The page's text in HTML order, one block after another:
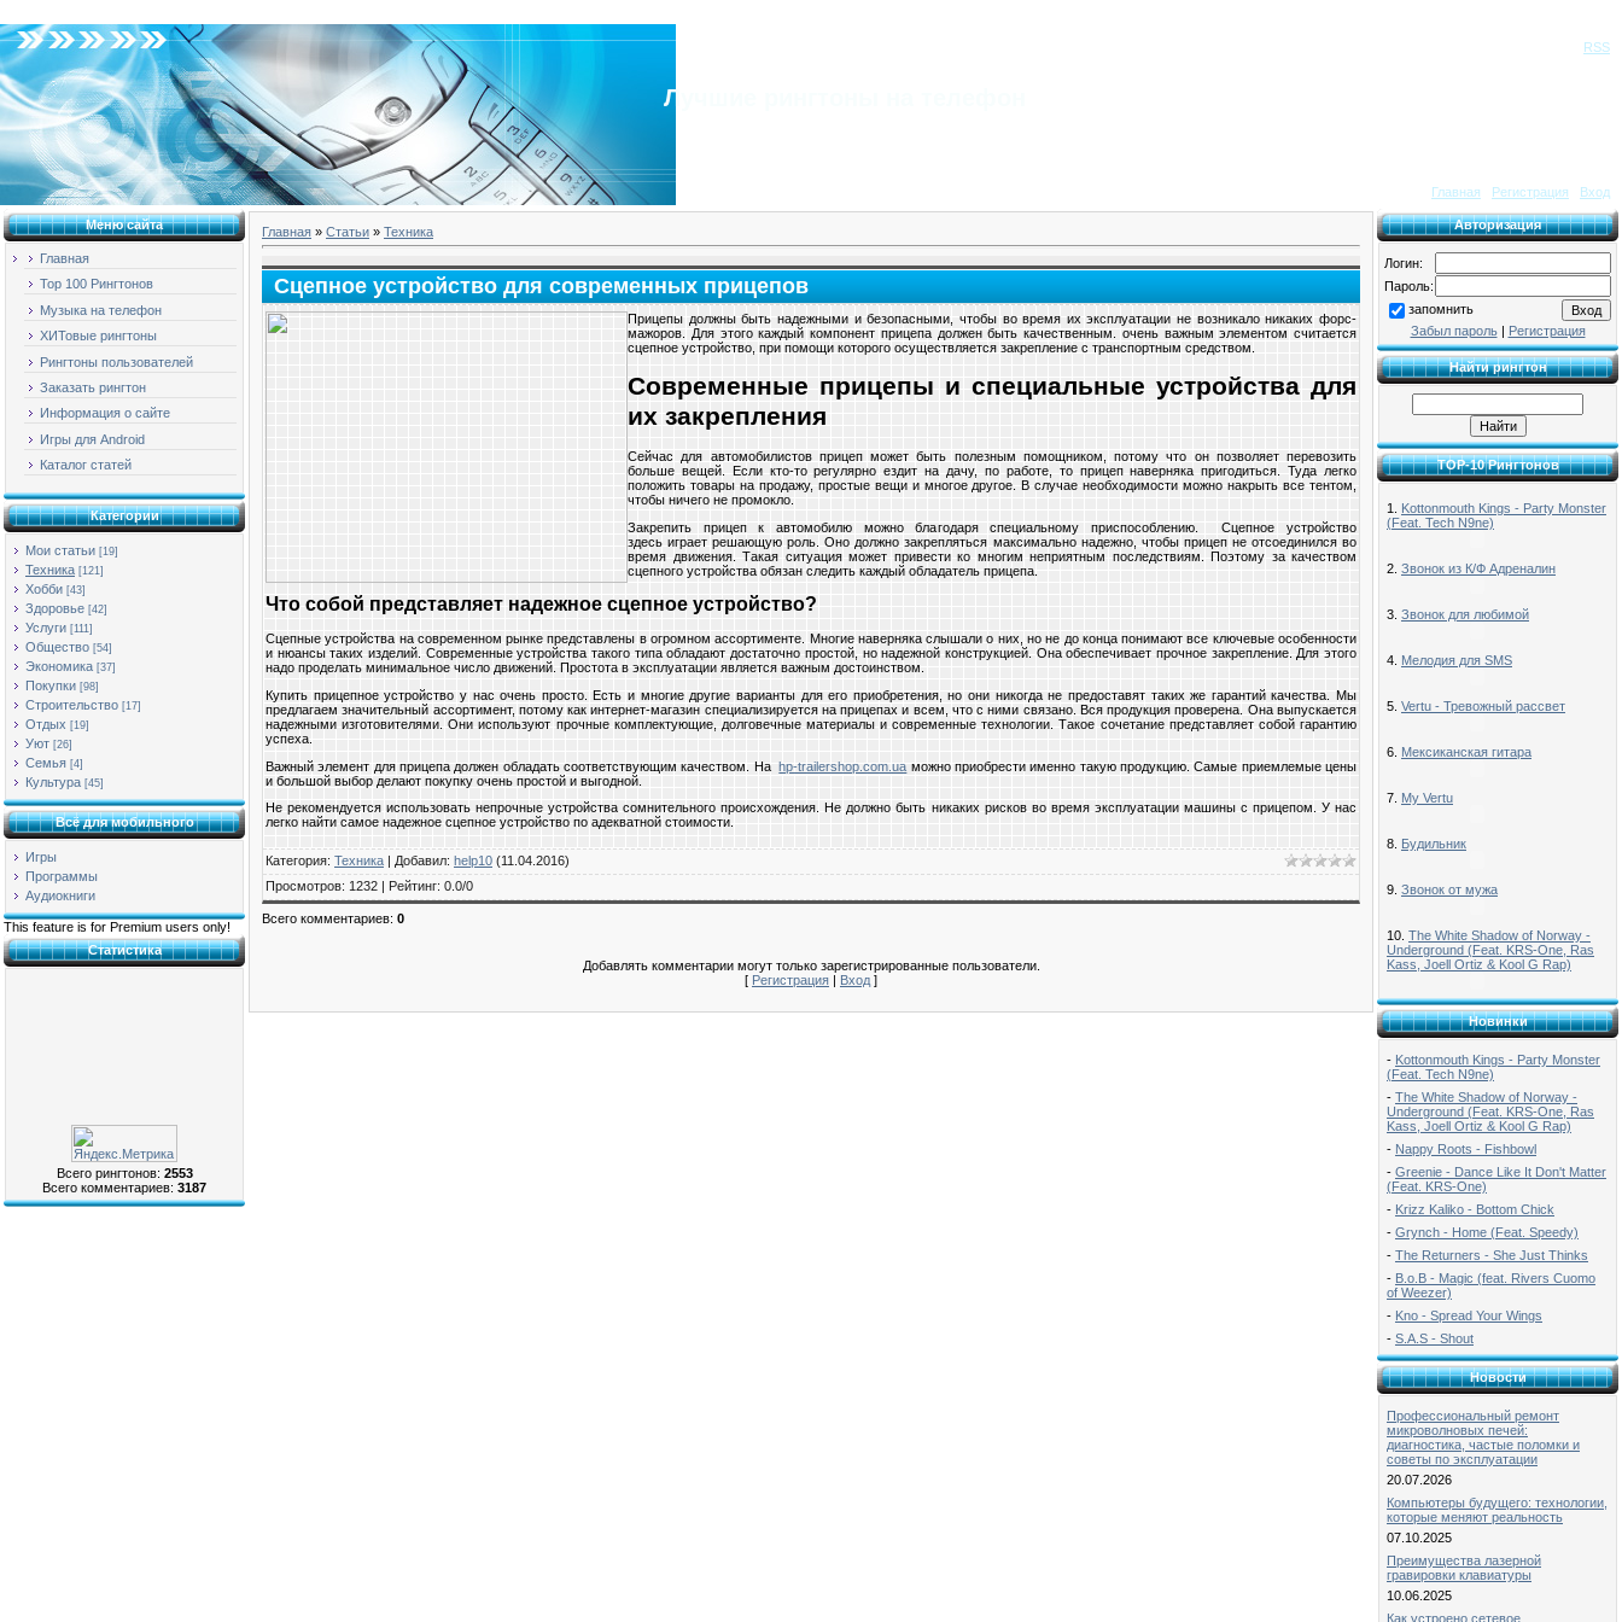
RSS
Лучшие рингтоны на телефон
Главная Регистрация Вход
Меню сайта
Главная
Top 100 Рингтонов
Музыка на телефон
ХИТовые рингтоны
Рингтоны пользователей
Заказать рингтон
Информация о сайте
Игры для Android
Каталог статей
Категории
Мои статьи [19]
Техника [121]
Хобби [43]
Здоровье [42]
Услуги [111]
Общество [54]
Экономика [37]
Покупки [98]
Строительство [17]
Отдых [19]
Уют [26]
Семья [4]
Культура [45]
Всё для мобильного
Игры
Программы
Аудиокниги
This feature is for Premium users only!
Статистика
Всего рингтонов: 2553
Всего комментариев: 3187
Главная » Статьи » Техника
Сцепное устройство для современных прицепов
Прицепы должны быть надежными и безопасными, чтобы во время их эксплуатации не возникало никаких форс-
мажоров. Для этого каждый компонент прицепа должен быть качественным. очень важным элементом считается
сцепное устройство, при помощи которого осуществляется закрепление с транспортным средством.
Современные прицепы и специальные устройства для
их закрепления
Сейчас для автомобилистов прицеп может быть полезным помощником, потому что он позволяет перевозить
больше вещей. Если кто-то регулярно ездит на дачу, по работе, то прицеп наверняка пригодиться. Туда легко
положить товары на продажу, простые вещи и многое другое. В случае необходимости можно накрыть все тентом,
чтобы ничего не промокло.
Закрепить прицеп к автомобилю можно благодаря специальному приспособлению. Сцепное устройство
здесь играет решающую роль. Оно должно закрепляться максимально надежно, чтобы прицеп не отсоединился во
время движения. Такая ситуация может привести ко многим неприятным последствиям. Поэтому за качеством
сцепного устройства обязан следить каждый обладатель прицепа.
Что собой представляет надежное сцепное устройство?
Сцепные устройства на современном рынке представлены в огромном ассортименте. Многие наверняка слышали о них, но не до конца понимают все ключевые особенности
и нюансы таких изделий. Современные устройства такого типа обладают достаточно простой, но надежной конструкцией. Она обеспечивает прочное закрепление. Для этого
надо проделать минимальное число движений. Простота в эксплуатации является важным достоинством.
Купить прицепное устройство у нас очень просто. Есть и многие другие варианты для его приобретения, но они никогда не предоставят таких же гарантий качества. Мы
предлагаем значительный ассортимент, потому как интернет-магазин специализируется на прицепах и всем, что с ними связано. Вся продукция проверена. Она выпускается
надежными изготовителями. Они используют прочные комплектующие, долговечные материалы и современные технологии. Такое сочетание представляет собой гарантию
успеха.
Важный элемент для прицепа должен обладать соответствующим качеством. Наhp-trailershop.com.ua можно приобрести именно такую продукцию. Самые приемлемые цены
и большой выбор делают покупку очень простой и выгодной.
Не рекомендуется использовать непрочные устройства сомнительного происхождения. Не должно быть никаких рисков во время эксплуатации машины с прицепом. У нас
легко найти самое надежное сцепное устройство по адекватной стоимости.
Категория: Техника | Добавил: help10 (11.04.2016)
Просмотров: 1232 | Рейтинг: 0.0/0
Всего комментариев: 0
Добавлять комментарии могут только зарегистрированные пользователи.
[ Регистрация | Вход ]
Авторизация
Логин:
Пароль:
запомнить
Забыл пароль| Регистрация
Найти рингтон
TOP-10 Рингтонов
1. Kottonmouth Kings - Party Monster
(Feat. Tech N9ne)
2. Звонок из К/Ф Адреналин
3. Звонок для любимой
4. Мелодия для SMS
5. Vertu - Тревожный рассвет
6. Мексиканская гитара
7. My Vertu
8. Будильник
9. Звонок от мужа
10. The White Shadow of Norway -
Underground (Feat. KRS-One, Ras
Kass, Joell Ortiz & Kool G Rap)
Новинки
- Kottonmouth Kings - Party Monster
(Feat. Tech N9ne)
- The White Shadow of Norway -
Underground (Feat. KRS-One, Ras
Kass, Joell Ortiz & Kool G Rap)
- Nappy Roots - Fishbowl
- Greenie - Dance Like It Don't Matter
(Feat. KRS-One)
- Krizz Kaliko - Bottom Chick
- Grynch - Home (Feat. Speedy)
- The Returners - She Just Thinks
- B.o.B - Magic (feat. Rivers Cuomo
of Weezer)
- Kno - Spread Your Wings
- S.A.S - Shout
Новости
Профессиональный ремонт
микроволновых печей:
диагностика, частые поломки и
советы по эксплуатации
20.07.2026
Компьютеры будущего: технологии,
которые меняют реальность
07.10.2025
Преимущества лазерной
гравировки клавиатуры
10.06.2025
Как устроено сетевое